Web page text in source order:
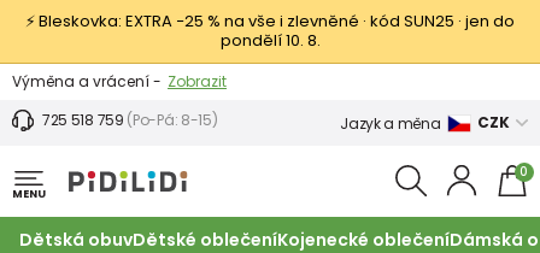
⚡ Bleskovka: EXTRA −25 % na vše i zlevněné · kód SUN25 · jen do
pondělí 10. 8.
Výměna a vrácení - Zobrazit
Sleva 100 Kč na první nákup -
725 518 759 (Po-Pá: 8-15) Jazyk a měna CZK
MENU
0
Dětská obuvDětské oblečeníKojenecké oblečeníDámská